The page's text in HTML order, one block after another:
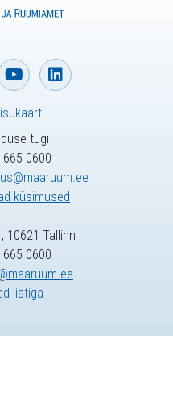
tugi
0600
küsimused
10621 Tallinn
0600
listiga